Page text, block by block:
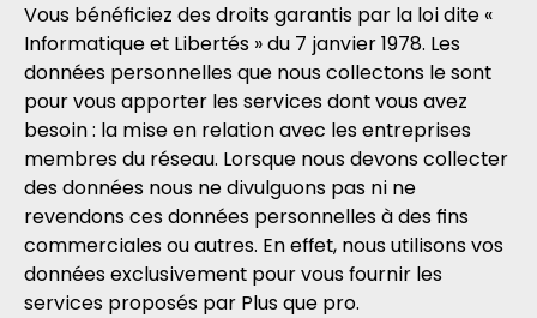
Vous bénéficiez des droits garantis par la loi dite «
Informatique et Libertés » du 7 janvier 1978. Les
données personnelles que nous collectons le sont
pour vous apporter les services dont vous avez
besoin : la mise en relation avec les entreprises
membres du réseau. Lorsque nous devons collecter
des données nous ne divulguons pas ni ne
revendons ces données personnelles à des fins
commerciales ou autres. En effet, nous utilisons vos
données exclusivement pour vous fournir les
services proposés par Plus que pro.